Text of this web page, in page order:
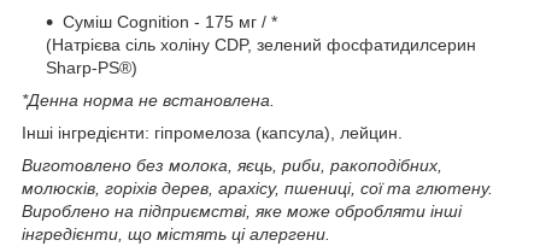
Суміш Cognition - 175 мг / *
(Натрієва сіль холіну CDP, зелений фосфатидилсерин
Sharp-PS®)
*Денна норма не встановлена.
Інші інгредієнти: гіпромелоза (капсула), лейцин.
Виготовлено без молока, яєць, риби, ракоподібних,
молюсків, горіхів дерев, арахісу, пшениці, сої та глютену.
Вироблено на підприємстві, яке може обробляти інші
інгредієнти, що містять ці алергени.